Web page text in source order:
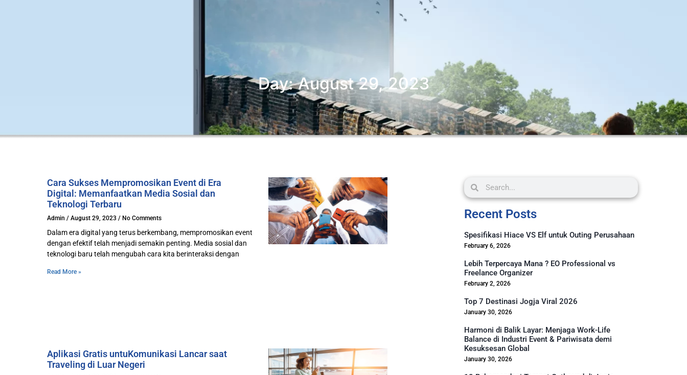
Day: August 29, 2023
Cara Sukses Mempromosikan Event di Era
Digital: Memanfaatkan Media Sosial dan
Teknologi Terbaru
Admin August 29, 2023 No Comments
Dalam era digital yang terus berkembang, mempromosikan event
dengan efektif telah menjadi semakin penting. Media sosial dan
teknologi baru telah mengubah cara kita berinteraksi dengan
Read More »
Aplikasi Gratis untuKomunikasi Lancar saat
Traveling di Luar Negeri
Recent Posts
Spesifikasi Hiace VS Elf untuk Outing Perusahaan
February 6, 2026
Lebih Terpercaya Mana ? EO Professional vs
Freelance Organizer
February 2, 2026
Top 7 Destinasi Jogja Viral 2026
January 30, 2026
Harmoni di Balik Layar: Menjaga Work-Life
Balance di Industri Event & Pariwisata demi
Kesuksesan Global
January 30, 2026